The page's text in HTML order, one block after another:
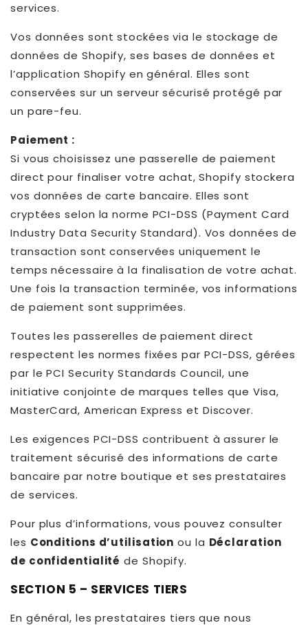
services.
Vos données sont stockées via le stockage de
données de Shopify, ses bases de données et
l’application Shopify en général. Elles sont
conservées sur un serveur sécurisé protégé par
un pare-feu.
Paiement :
Si vous choisissez une passerelle de paiement
direct pour finaliser votre achat, Shopify stockera
vos données de carte bancaire. Elles sont
cryptées selon la norme PCI-DSS (Payment Card
Industry Data Security Standard). Vos données de
transaction sont conservées uniquement le
temps nécessaire à la finalisation de votre achat.
Une fois la transaction terminée, vos informations
de paiement sont supprimées.
Toutes les passerelles de paiement direct
respectent les normes fixées par PCI-DSS, gérées
par le PCI Security Standards Council, une
initiative conjointe de marques telles que Visa,
MasterCard, American Express et Discover.
Les exigences PCI-DSS contribuent à assurer le
traitement sécurisé des informations de carte
bancaire par notre boutique et ses prestataires
de services.
Pour plus d’informations, vous pouvez consulter
les Conditions d’utilisation ou la Déclaration
de confidentialité de Shopify.
SECTION 5 – SERVICES TIERS
En général, les prestataires tiers que nous